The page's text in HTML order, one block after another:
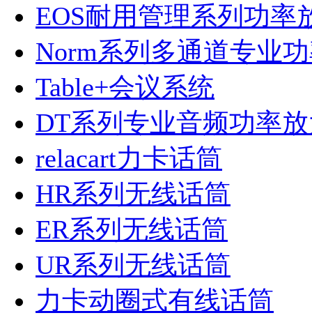
EOS耐用管理系列功率
Norm系列多通道专业
Table+会议系统
DT系列专业音频功率
relacart力卡话筒
HR系列无线话筒
ER系列无线话筒
UR系列无线话筒
力卡动圈式有线话筒